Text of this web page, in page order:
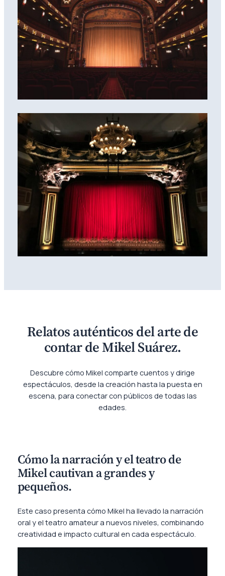
Relatos auténticos del arte de
contar de Mikel Suárez.
Descubre cómo Mikel comparte cuentos y dirige
espectáculos, desde la creación hasta la puesta en
escena, para conectar con públicos de todas las
edades.
Cómo la narración y el teatro de
Mikel cautivan a grandes y
pequeños.
Este caso presenta cómo Mikel ha llevado la narración
oral y el teatro amateur a nuevos niveles, combinando
creatividad e impacto cultural en cada espectáculo.